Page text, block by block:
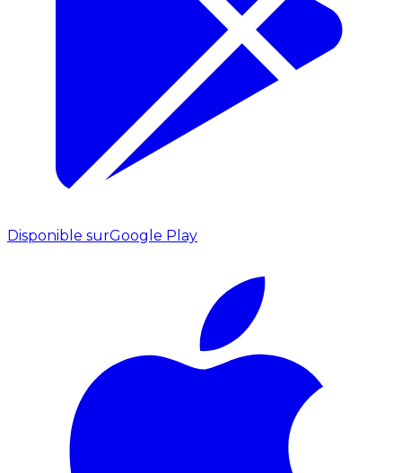
Disponible surGoogle Play